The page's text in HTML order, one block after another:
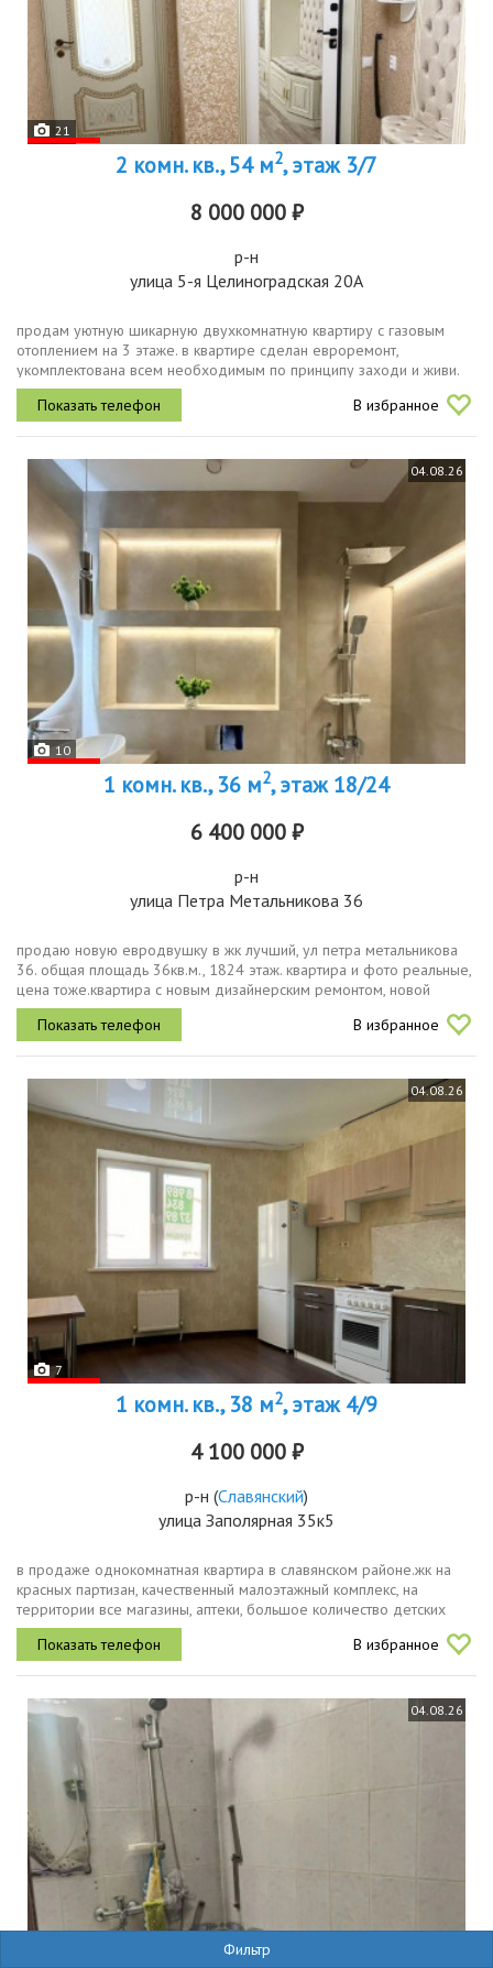
Фильтр
21
2 комн. кв., 54 м2, этаж 3/7
8 000 000 ₽
р-н
улица 5-я Целиноградская 20А
продам уютную шикарную двухкомнатную квартиру с газовым
отоплением на 3 этаже. в квартире сделан евроремонт,
укомплектована всем необходимым по принципу заходи и живи.
дом кирптчный.при ремонте использованы импортные материалы и
техника.в квартире...
В избранное
04.08.26
10
1 комн. кв., 36 м2, этаж 18/24
6 400 000 ₽
р-н
улица Петра Метальникова 36
продаю новую евродвушку в жк лучший, ул петра метальникова
36. общая площадь 36кв.м., 1824 этаж. квартира и фото реальные,
цена тоже.квартира с новым дизайнерским ремонтом, новой
мебелью, никто не жил. покупали за наличные, обременений нет,...
В избранное
04.08.26
7
1 комн. кв., 38 м2, этаж 4/9
4 100 000 ₽
р-н (Славянский)
улица Заполярная 35к5
в продаже однокомнатная квартира в славянском районе.жк на
красных партизан, качественный малоэтажный комплекс, на
территории все магазины, аптеки, большое количество детских
площадок. до школы и детского сада 10 минут пешей ходьбы. в
квартире...
В избранное
04.08.26